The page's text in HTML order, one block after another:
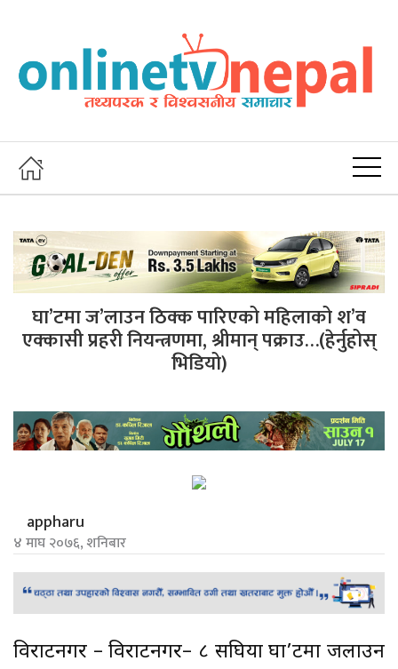
घा’टमा ज’लाउन ठिक्क पारिएको महिलाको श’व
एक्कासी प्रहरी नियन्त्रणमा, श्रीमान् पक्राउ…(हेर्नुहोस्
भिडियो)
appharu
४ माघ २०७६, शनिबार
विराटनगर – विराटनगर– ८ सिंघिया घा’टमा जलाउन